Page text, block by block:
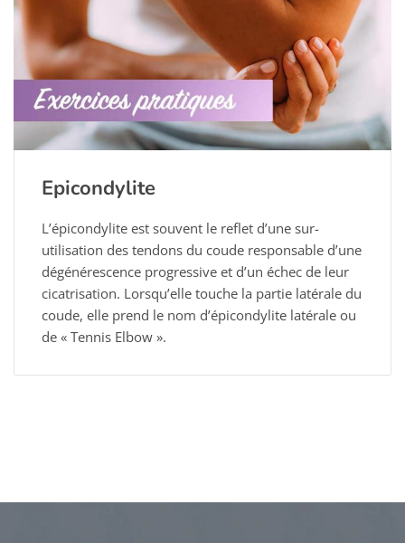
Epicondylite
L’épicondylite est souvent le reflet d’une sur-
utilisation des tendons du coude responsable d’une
dégénérescence progressive et d’un échec de leur
cicatrisation. Lorsqu’elle touche la partie latérale du
coude, elle prend le nom d’épicondylite latérale ou
de « Tennis Elbow ».